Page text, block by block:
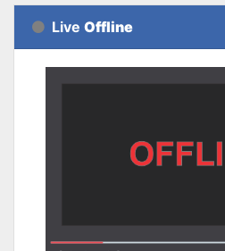
Live Offline